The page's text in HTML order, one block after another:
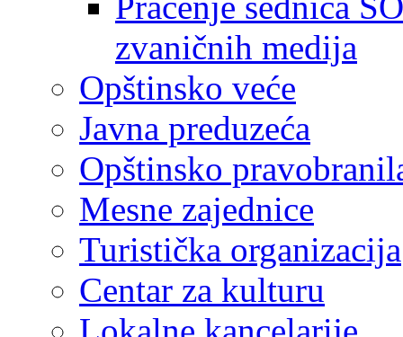
zvaničnih medija
Opštinsko veće
Javna preduzeća
Opštinsko
Mesne zajednice
Turistička organizacija
Centar za kulturu